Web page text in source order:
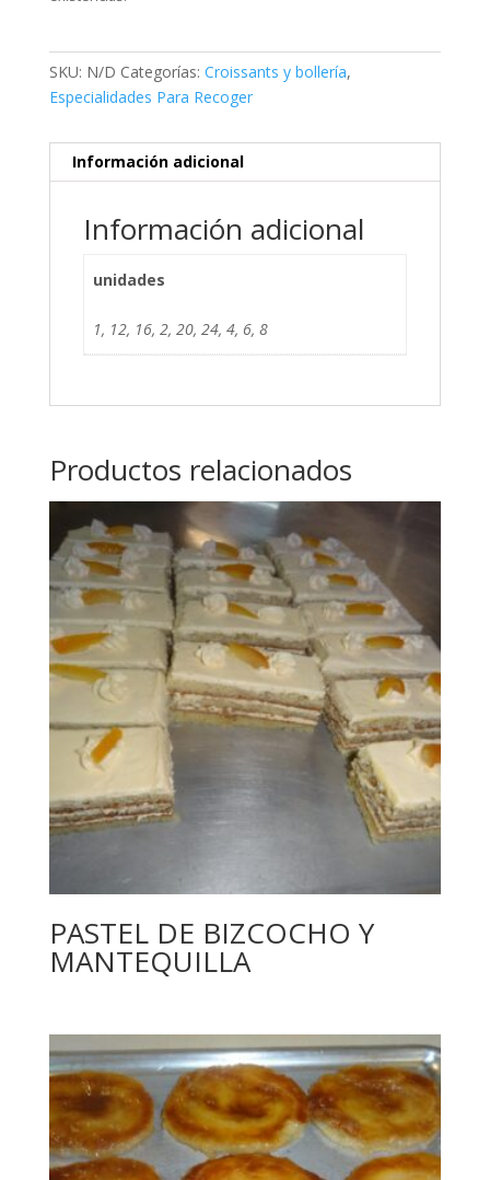
SKU: N/D Categorías: Croissants y bollería,
Especialidades Para Recoger
Información adicional
Información adicional
unidades
1, 12, 16, 2, 20, 24, 4, 6, 8
Productos relacionados
PASTEL DE BIZCOCHO Y
MANTEQUILLA